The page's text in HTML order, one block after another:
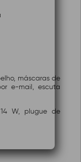
máscaras de
e-mail, escuta
W, plugue de